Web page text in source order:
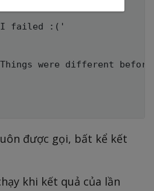
failed :('
were different
được gọi, bất kể kết
khi kết quả của lần